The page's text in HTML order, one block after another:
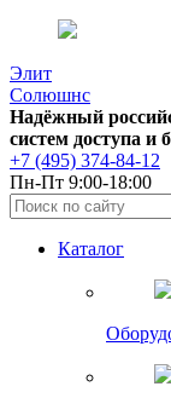
Элит
Солюшнс
Надёжный
систем доступа и
+7 (495) 374-84-12
Пн-Пт 9:00-18:00
Каталог